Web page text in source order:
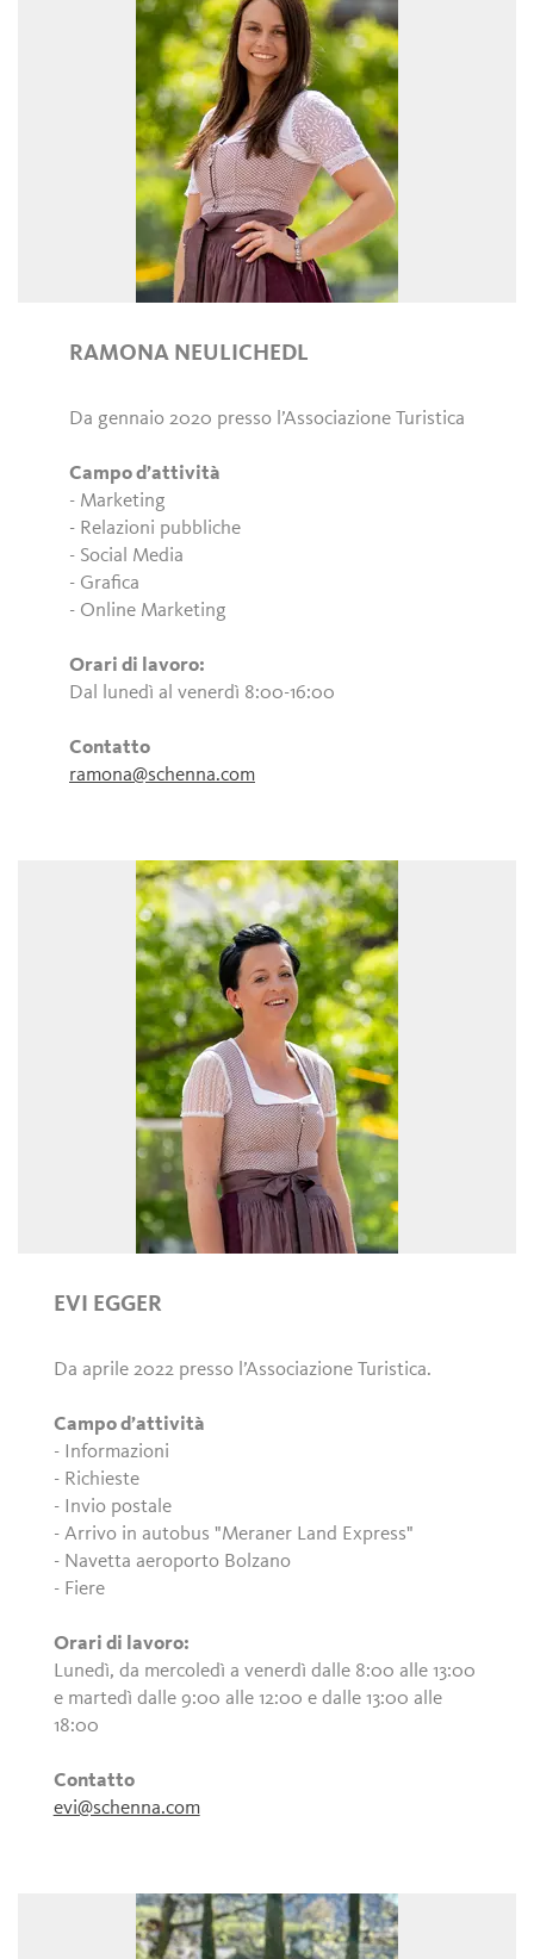
RAMONA NEULICHEDL
Da gennaio 2020 presso l’Associazione Turistica
Campo d’attività
- Marketing
- Relazioni pubbliche
- Social Media
- Grafica
- Online Marketing
Orari di lavoro:
Dal lunedì al venerdì 8:00-16:00
Contatto
ramona@schenna.com
EVI EGGER
Da aprile 2022 presso l’Associazione Turistica.
Campo d’attività
- Informazioni
- Richieste
- Invio postale
- Arrivo in autobus "Meraner Land Express"
- Navetta aeroporto Bolzano
- Fiere
Orari di lavoro:
Lunedì, da mercoledì a venerdì dalle 8:00 alle 13:00
e martedì dalle 9:00 alle 12:00 e dalle 13:00 alle
18:00
Contatto
evi@schenna.com